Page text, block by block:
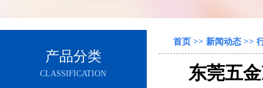
产品分类
CLASSIFICATION
首页 >> 新闻动态 >>
东莞五